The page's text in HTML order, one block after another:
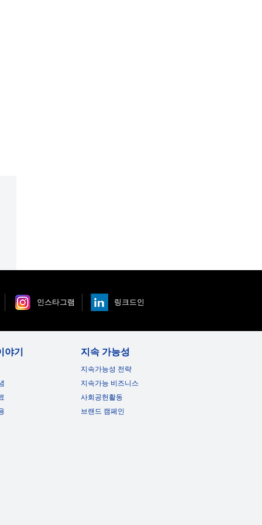
인스타그램 링크드인
야기 지속 가능성
지속가능성 전략
지속가능 비즈니스
사회공헌활동
브랜드 캠페인